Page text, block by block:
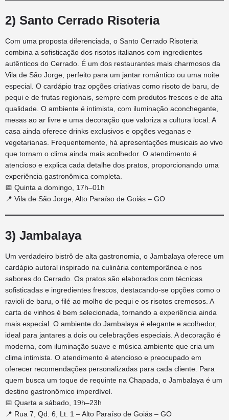
2) Santo Cerrado Risoteria
Com uma proposta diferenciada, o Santo Cerrado Risoteria
combina a sofisticação dos risotos italianos com ingredientes
autênticos do Cerrado. É um dos restaurantes mais charmosos da
Vila de São Jorge, perfeito para um jantar romântico ou uma noite
especial. O cardápio traz opções criativas como risoto de baru, de
pequi e de frutas regionais, sempre com produtos frescos e de alta
qualidade. O ambiente é intimista, com iluminação aconchegante,
mesas ao ar livre e uma decoração que valoriza a cultura local. A
casa ainda oferece drinks exclusivos e opções veganas e
vegetarianas. Frequentemente, há apresentações musicais ao vivo
que tornam o clima ainda mais acolhedor. O atendimento é
atencioso e explica cada detalhe dos pratos, proporcionando uma
experiência gastronômica completa.
📅 Quinta a domingo, 17h–01h
📍 Vila de São Jorge, Alto Paraíso de Goiás – GO
3) Jambalaya
Um verdadeiro bistrô de alta gastronomia, o Jambalaya oferece um
cardápio autoral inspirado na culinária contemporânea e nos
sabores do Cerrado. Os pratos são elaborados com técnicas
sofisticadas e ingredientes frescos, destacando-se opções como o
ravioli de baru, o filé ao molho de pequi e os risotos cremosos. A
carta de vinhos é bem selecionada, tornando a experiência ainda
mais especial. O ambiente do Jambalaya é elegante e acolhedor,
ideal para jantares a dois ou celebrações especiais. A decoração é
moderna, com iluminação suave e música ambiente que cria um
clima intimista. O atendimento é atencioso e preocupado em
oferecer recomendações personalizadas para cada cliente. Para
quem busca um toque de requinte na Chapada, o Jambalaya é um
destino gastronômico imperdível.
📅 Quarta a sábado, 19h–23h
📍 Rua 7, Qd. 6, Lt. 1 – Alto Paraíso de Goiás – GO